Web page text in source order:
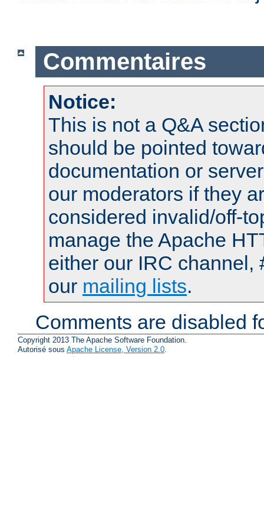
Commentaires
Notice:
This is not a Q&A
should be pointed
documentation or
our moderators if they
considered invalid/off-
manage the Apache
either our IRC channel,
our mailing lists.
Comments are disabled
Copyright 2013 The Apache Software Foundation.
Autorisé sous Apache License, Version 2.0.